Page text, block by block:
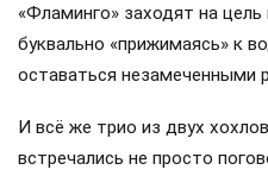
«Фламинго» заходят на цель
буквально «прижимаясь» к
оставаться незамеченными
И всё же трио из двух
встречались не просто